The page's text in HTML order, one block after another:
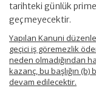
tarihteki günlük prime
geçmeyecektir.
Yapılan Kanuni
geçici iş göremezlik
neden olmadığından
kazanç, bu başlığın
devam edilecektir.